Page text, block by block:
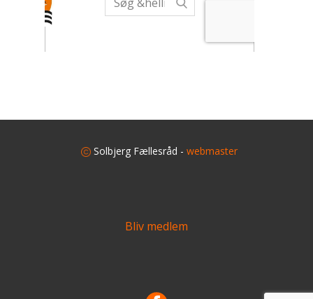
Solbjerg Fællesråd - webmaster
Bliv medlem